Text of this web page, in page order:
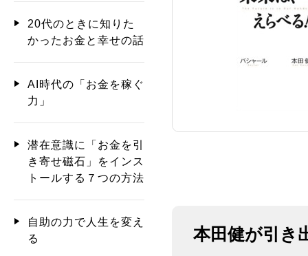
本田健が引き
20代のときに知りた
かったお金と幸せの話
AI時代の「お金を稼ぐ
力」
潜在意識に「お金を引
き寄せ磁石」をインス
トールする７つの方法
自助の力で人生を変え
る